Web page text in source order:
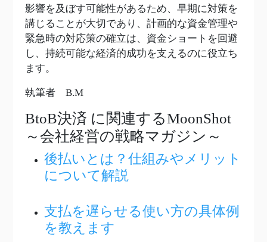
影響を及ぼす可能性があるため、早期に対策を
講じることが大切であり、計画的な資金管理や
緊急時の対応策の確立は、資金ショートを回避
し、持続可能な経済的成功を支えるのに役立ち
ます。
執筆者 B.M
BtoB決済 に関連するMoonShot
～会社経営の戦略マガジン～
後払いとは？仕組みやメリット
について解説
支払を遅らせる使い方の具体例
を教えます